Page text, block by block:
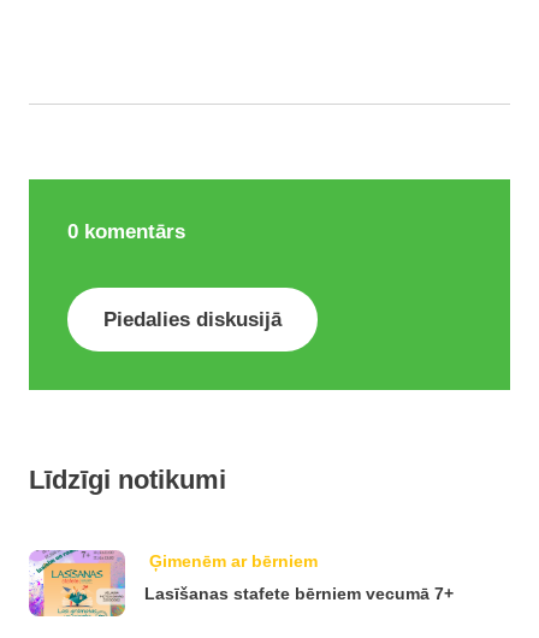
0 komentārs
Piedalies diskusijā
Līdzīgi notikumi
Ģimenēm ar bērniem
Lasīšanas stafete bērniem vecumā 7+